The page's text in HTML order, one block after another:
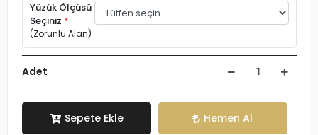
Yüzük Ölçüsü
Seçiniz *
(Zorunlu Alan)
Adet
Sepete Ekle Hemen Al